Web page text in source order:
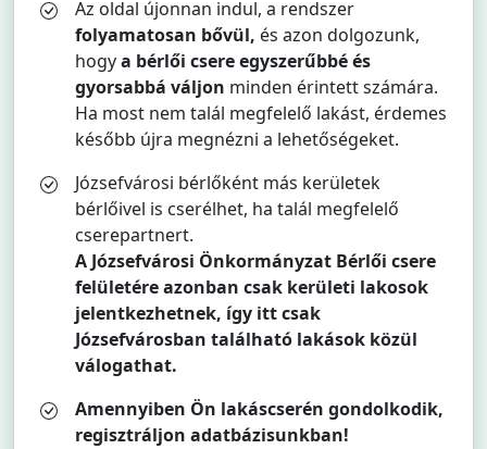
Az oldal újonnan indul, a rendszer
folyamatosan bővül, és azon dolgozunk,
hogya bérlői csere egyszerűbbé és
gyorsabbá váljon minden érintett számára.
Ha most nem talál megfelelő lakást, érdemes
később újra megnézni a lehetőségeket.
Józsefvárosi bérlőként más kerületek
bérlőivel is cserélhet, ha talál megfelelő
cserepartnert.
A Józsefvárosi Önkormányzat Bérlői csere
felületére azonban csak kerületi lakosok
jelentkezhetnek, így itt csak
Józsefvárosban található lakások közül
válogathat.
Amennyiben Ön lakáscserén gondolkodik,
regisztráljon adatbázisunkban!